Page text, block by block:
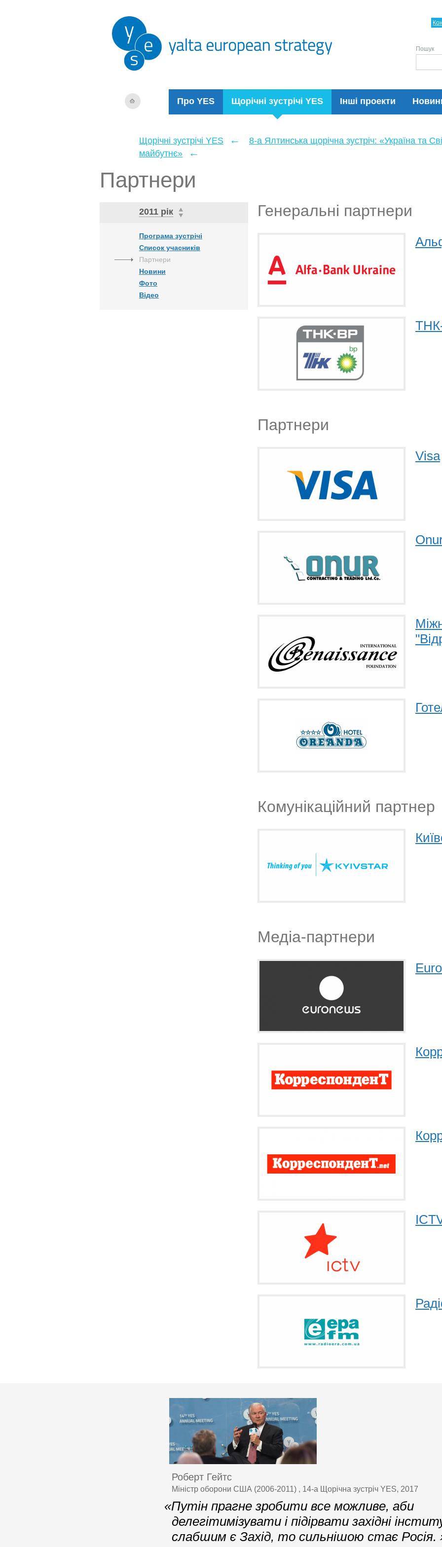
Про YES Щорічні зустрічі YES Інші проекти
Пошук
Щорічні зустрічі YES ←
8-а Ялтинська щорічна зустріч: «Україна та
майбутнє»
←
Партнери
2011 рік
Програма зустрічі
Список учасників
Партнери
Новини
Фото
Відео
Генеральні партнери
Партнери
Visa
Комунікаційний партнер
Медіа-партнери
Роберт Гейтс
Міністр оборони США (2006-2011) , 14-а Щорічна зустріч YES, 2017
«Путін прагне зробити все можливе, аби
делегітимізувати і підірвати західні
слабшим є Захід, то сильнішою стає Росія.